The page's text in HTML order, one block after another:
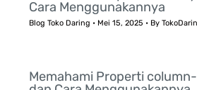
Cara Menggunakannya
Blog Toko Daring • Mei 15, 2025 • By
Memahami Properti